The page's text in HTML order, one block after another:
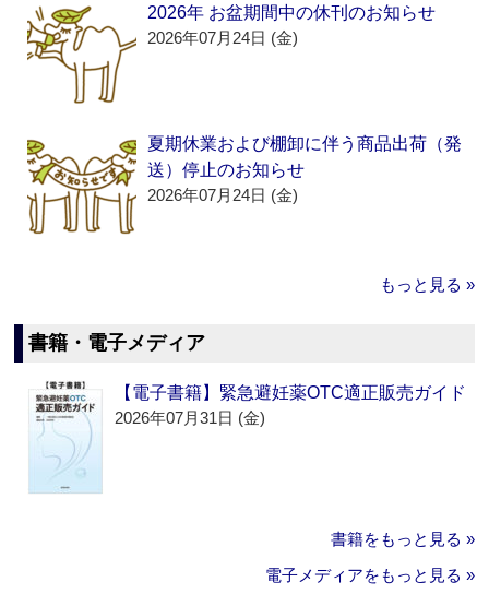
2026年 お盆期間中の休刊のお知らせ
2026年07月24日 (金)
夏期休業および棚卸に伴う商品出荷（発
送）停止のお知らせ
2026年07月24日 (金)
もっと見る »
書籍・電子メディア
【電子書籍】緊急避妊薬OTC適正販売ガイド
2026年07月31日 (金)
書籍をもっと見る »
電子メディアをもっと見る »